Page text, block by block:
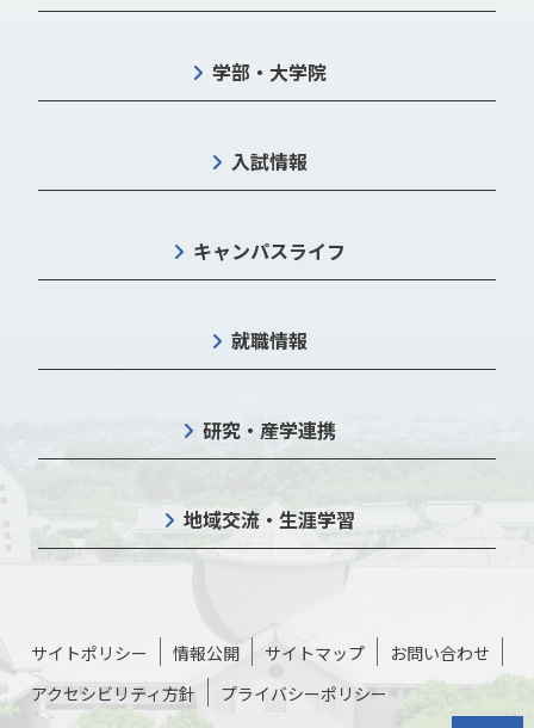
学部・大学院
入試情報
キャンパスライフ
就職情報
研究・産学連携
地域交流・生涯学習
サイトポリシー 情報公開 サイトマップ
お問い合わせ
アクセシビリティ方針
プライバシーポリシー